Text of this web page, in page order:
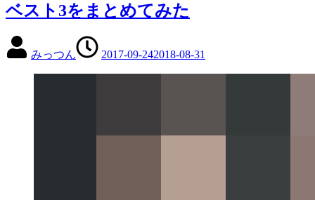
ベスト3をまとめてみた
みっつん 2017-09-242018-08-31